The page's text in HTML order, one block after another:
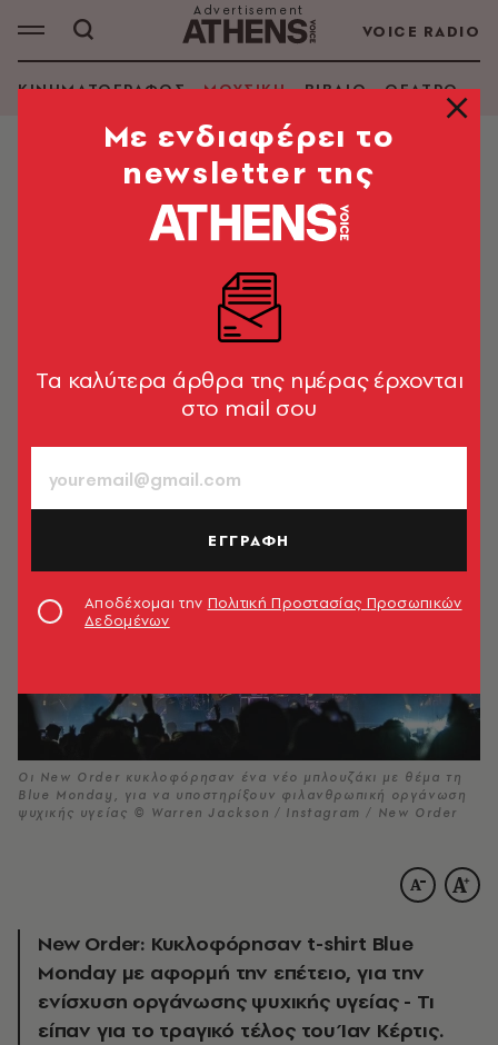
VOICE RADIO
ΚΙΝΗΜΑΤΟΓΡΑΦΟΣ ΜΟΥΣΙΚΗ ΒΙΒΛΙΟ ΘΕΑΤΡΟ -
Oι New Order κυκλοφόρησαν t-
shirt Blue Monday με ισχυρό
μήνυμα για την ψυχική υγεία
Η πιο μελαγχολική μέρα του χρόνου «βαφτίστηκε»
Οι New Order κυκλοφόρησαν ένα νέο μπλουζάκι με θέμα τη
Blue Monday, για να υποστηρίξουν φιλανθρωπική οργάνωση
ψυχικής υγείας © Warren Jackson / Instagram / New Order
New Order: Κυκλοφόρησαν t-shirt Blue
Monday με αφορμή την επέτειο, για την
ενίσχυση οργάνωσης ψυχικής υγείας - Τι
είπαν για το τραγικό τέλος του Ίαν Κέρτις.
Mε ενδιαφέρει το
newsletter της
Tα καλύτερα άρθρα της ημέρας έρχονται
στο mail σου
ΕΓΓΡΑΦΗ
Αποδέχομαι την Πολιτική Προστασίας Προσωπικών
Δεδομένων